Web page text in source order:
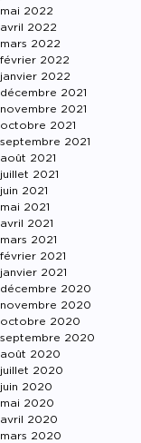
mai 2022
avril 2022
mars 2022
février 2022
janvier 2022
décembre 2021
novembre 2021
octobre 2021
septembre 2021
août 2021
juillet 2021
juin 2021
mai 2021
avril 2021
mars 2021
février 2021
janvier 2021
décembre 2020
novembre 2020
octobre 2020
septembre 2020
août 2020
juillet 2020
juin 2020
mai 2020
avril 2020
mars 2020